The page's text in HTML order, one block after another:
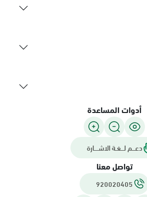
أدوات المساعدة
دعـــم لـــغـة الاشــــارة
تواصل معنا
920020405